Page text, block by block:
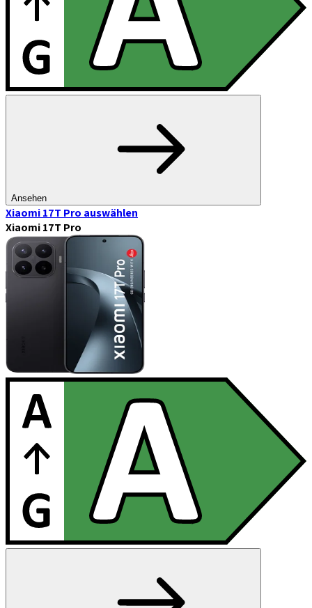
Ansehen
Xiaomi 17T Pro auswählen
Xiaomi 17T Pro